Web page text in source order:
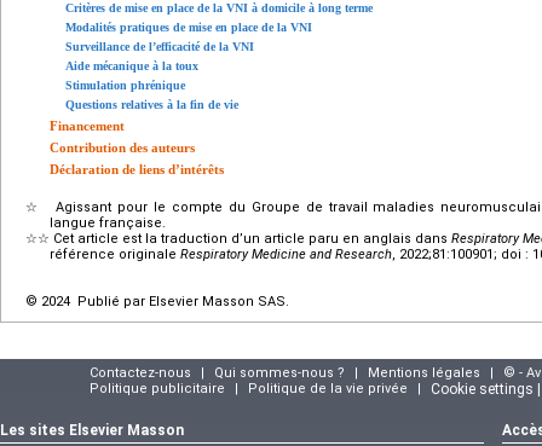
Critères de mise en place de la VNI à domicile à long terme
Modalités pratiques de mise en place de la VNI
Surveillance de l’efficacité de la VNI
Aide mécanique à la toux
Stimulation phrénique
Questions relatives à la fin de vie
Financement
Contribution des auteurs
Déclaration de liens d’intérêts
☆
Agissant pour le compte du Groupe de travail maladies
langue française.
☆☆ Cet article est la traduction d’un article paru en anglais dans Respiratory
référence originale Respiratory Medicine and Research, 2022;81:100901; doi :
© 2024 Publié par Elsevier Masson SAS.
Contactez-nous Qui sommes-nous ? Mentions légales
© -
Politique publicitaire
Politique de la vie privée Cookie settings
Les sites Elsevier Masson